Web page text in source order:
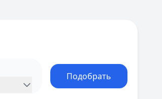
И
Иваново
Ижевск
Подобрать